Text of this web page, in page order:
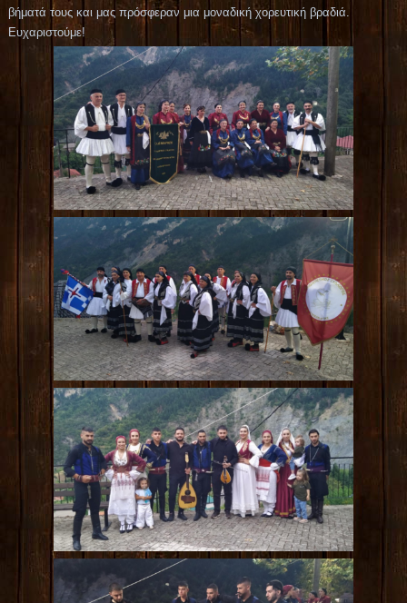
βήματά τους και μας πρόσφεραν μια μοναδική χορευτική βραδιά.
Ευχαριστούμε!